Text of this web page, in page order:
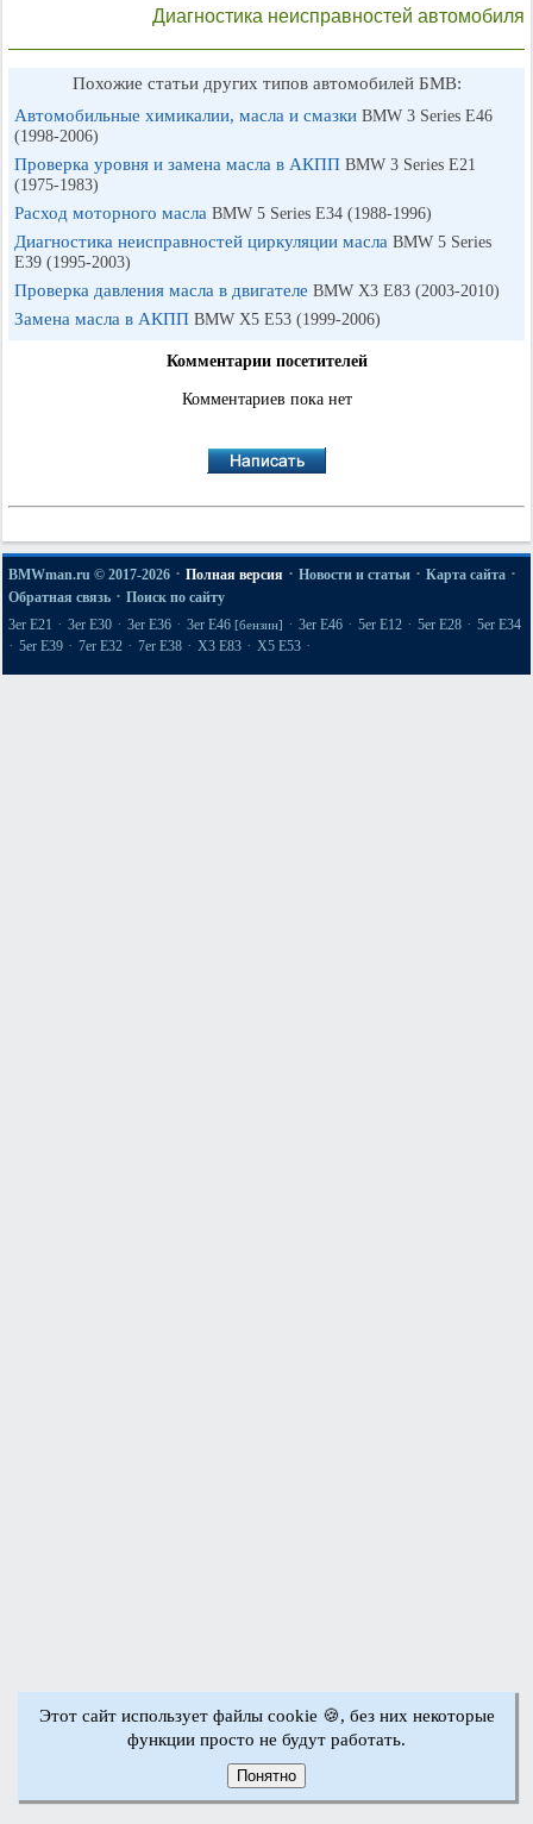
Диагностика неисправностей автомобиля
Похожие статьи других типов автомобилей БМВ:
Автомобильные химикалии, масла и смазки BMW 3 Series E46
(1998-2006)
Проверка уровня и замена масла в АКПП BMW 3 Series E21
(1975-1983)
Расход моторного масла BMW 5 Series E34 (1988-1996)
Диагностика неисправностей циркуляции масла BMW 5 Series
E39 (1995-2003)
Проверка давления масла в двигателе BMW X3 E83 (2003-2010)
Замена масла в АКПП BMW X5 E53 (1999-2006)
Комментарии посетителей
Комментариев пока нет
BMWman.ru © 2017-2026 · Полная версия · Новости и статьи · Карта сайта ·
Обратная связь · Поиск по сайту
3er E21 · 3er E30 · 3er E36 · 3er E46 [бензин] · 3er E46 · 5er E12 · 5er E28 · 5er E34
· 5er E39 · 7er E32 · 7er E38 · X3 E83 · X5 E53 ·
Этот сайт использует файлы cookie 🍪, без них некоторые
функции просто не будут работать.
Понятно